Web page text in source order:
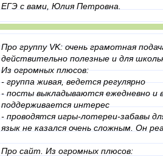
ЕГЭ с вами, Юлия Петровна.
Про группу VK: очень грамотная
действительно полезные и для
Из огромных плюсов:
- группа живая, ведется регулярно
- посты выкладываются ежедневно и
поддерживается интерес
- проводятся игры-лотереи-забавы
язык не казался очень сложным. Он
Про сайт. Из огромных плюсов: